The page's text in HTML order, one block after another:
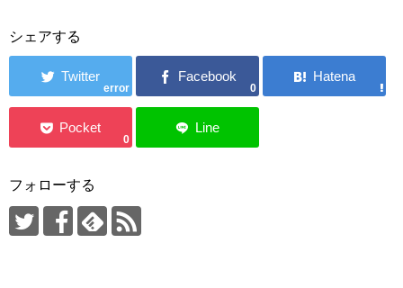
シェアする
error 0
0
フォローする